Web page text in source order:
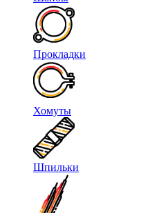
Прокладки
Хомуты
Шпильки